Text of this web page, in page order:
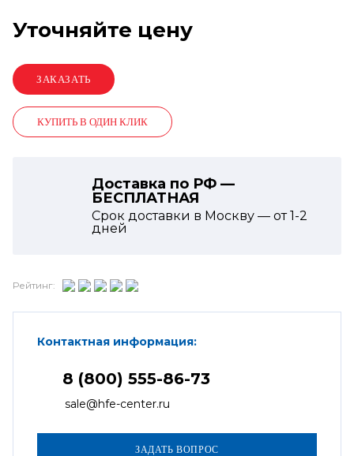
Уточняйте цену
КУПИТЬ В ОДИН КЛИК
Доставка по РФ —
БЕСПЛАТНАЯ
Срок доставки в Москву — от1-2
дней
Рейтинг:
Контактная информация:
8 (800) 555-86-73
sale@hfe-center.ru